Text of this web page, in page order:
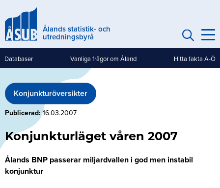
till
huvudinnehållÅlands statistik- och
utredningsbyrå
Genvägar
Databaser Vanliga frågor om Åland Hitta fakta A-Ö
Konjunkturöversikter
Publicerad 16.03.2007
Konjunkturläget våren 2007
Ålands BNP passerar miljardvallen i god men instabil
konjunktur